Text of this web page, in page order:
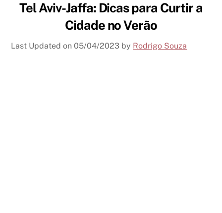
Tel Aviv-Jaffa: Dicas para Curtir a
Cidade no Verão
Last Updated on05/04/2023 by Rodrigo Souza